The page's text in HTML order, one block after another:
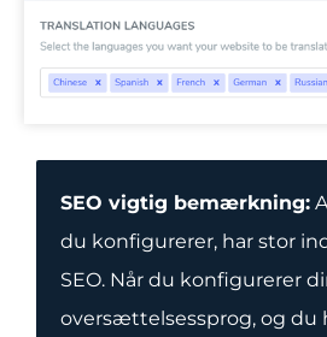
SEO vigtig bemærkning:
du konfigurerer, har stor
SEO. Når du konfigurerer
oversættelsessprog, og du